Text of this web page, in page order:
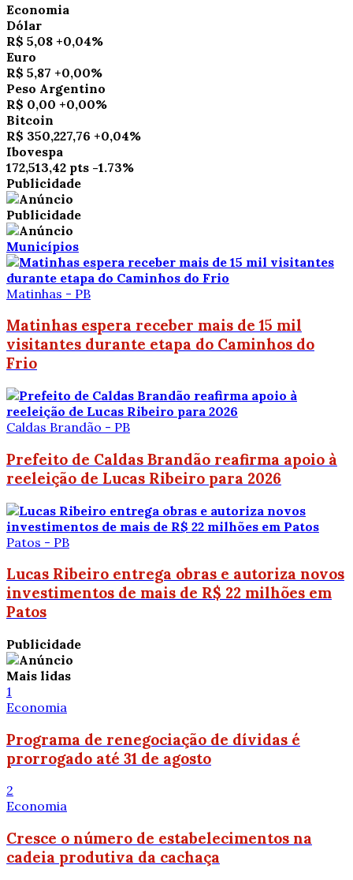
Economia
Dólar
R$ 5,08 +0,04%
Euro
R$ 5,87 +0,00%
Peso Argentino
R$ 0,00 +0,00%
Bitcoin
R$ 350,227,76 +0,04%
Ibovespa
172,513,42 pts -1.73%
Publicidade
Publicidade
Municípios
Matinhas - PB
Matinhas espera receber mais de 15 mil
visitantes durante etapa do Caminhos do
Frio
Caldas Brandão - PB
Prefeito de Caldas Brandão reafirma apoio à
reeleição de Lucas Ribeiro para 2026
Patos - PB
Lucas Ribeiro entrega obras e autoriza novos
investimentos de mais de R$ 22 milhões em
Patos
Publicidade
Mais lidas
1
Economia
Programa de renegociação de dívidas é
prorrogado até 31 de agosto
2
Economia
Cresce o número de estabelecimentos na
cadeia produtiva da cachaça